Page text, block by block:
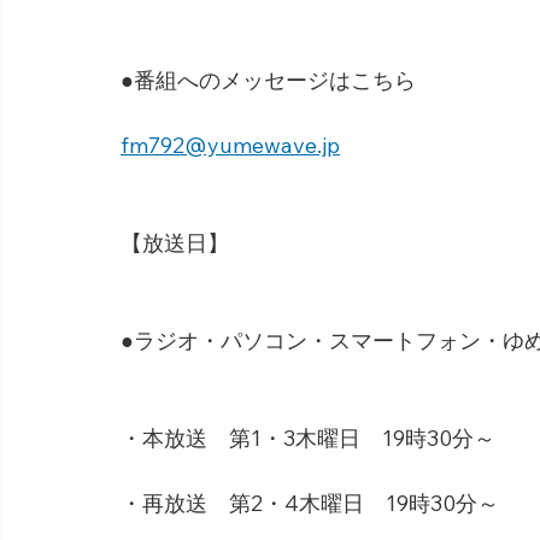
●番組へのメッセージはこちら
fm792@yumewave.jp
【放送日】
●ラジオ・パソコン・スマートフォン・ゆ
・本放送　第1・3木曜日　19時30分～
・再放送　第2・4木曜日　19時30分～